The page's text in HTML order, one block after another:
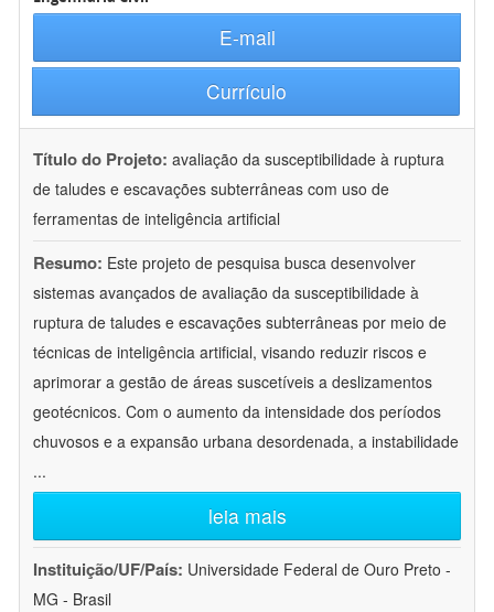
E-mail
Currículo
Título do Projeto: avaliação da susceptibilidade à ruptura
de taludes e escavações subterrâneas com uso de
ferramentas de inteligência artificial
Resumo: Este projeto de pesquisa busca desenvolver
sistemas avançados de avaliação da susceptibilidade à
ruptura de taludes e escavações subterrâneas por meio de
técnicas de inteligência artificial, visando reduzir riscos e
aprimorar a gestão de áreas suscetíveis a deslizamentos
geotécnicos. Com o aumento da intensidade dos períodos
chuvosos e a expansão urbana desordenada, a instabilidade
...
leia mais
Instituição/UF/País: Universidade Federal de Ouro Preto -
MG - Brasil